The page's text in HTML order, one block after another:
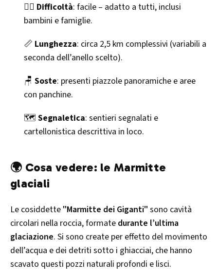
🚶‍♂️ Difficoltà: facile – adatto a tutti, inclusi
bambini e famiglie.
📏 Lunghezza: circa 2,5 km complessivi (variabili a
seconda dell’anello scelto).
🪑 Soste: presenti piazzole panoramiche e aree
con panchine.
🗺️ Segnaletica: sentieri segnalati e
cartellonistica descrittiva in loco.
🌍 Cosa vedere: le Marmitte
glaciali
Le cosiddette "Marmitte dei Giganti" sono cavità
circolari nella roccia, formate durante l’ultima
glaciazione. Si sono create per effetto del movimento
dell’acqua e dei detriti sotto i ghiacciai, che hanno
scavato questi pozzi naturali profondi e lisci.